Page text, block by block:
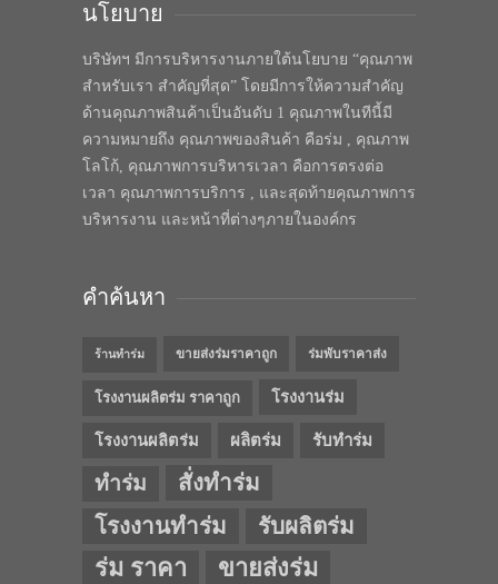
นโยบาย
บริษัทฯ มีการบริหารงานภายใต้นโยบาย “คุณภาพ
สำหรับเรา สำคัญที่สุด” โดยมีการให้ความสำคัญ
ด้านคุณภาพสินค้าเป็นอันดับ 1 คุณภาพในทีนี้มี
ความหมายถึง คุณภาพของสินค้า คือร่ม , คุณภาพ
โลโก้, คุณภาพการบริหารเวลา คือการตรงต่อ
เวลา คุณภาพการบริการ , และสุดท้ายคุณภาพการ
บริหารงาน และหน้าที่ต่างๆภายในองค์กร
คำค้นหา
ร้านทำร่ม ขายส่งร่มราคาถูก ร่มพับราคาส่ง
โรงงานผลิตร่ม ราคาถูก โรงงานร่ม
โรงงานผลิตร่ม ผลิตร่ม รับทำร่ม
ทำร่ม
สั่งทำร่ม
โรงงานทำร่ม
รับผลิตร่ม
ร่ม ราคา ขายส่งร่ม